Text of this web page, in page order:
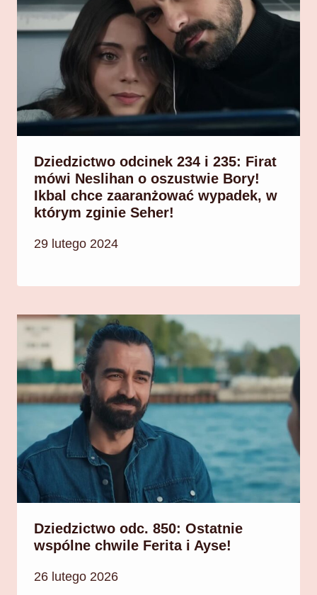
Dziedzictwo odcinek 234 i 235: Firat
mówi Neslihan o oszustwie Bory!
Ikbal chce zaaranżować wypadek, w
którym zginie Seher!
29 lutego 2024
Dziedzictwo odc. 850: Ostatnie
wspólne chwile Ferita i Ayse!
26 lutego 2026